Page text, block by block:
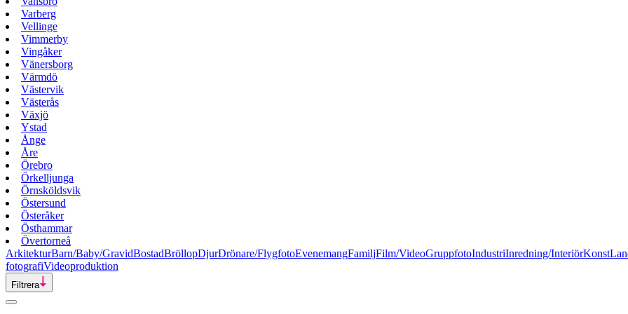
Varberg
Vellinge
Vimmerby
Vingåker
Vänersborg
Värmdö
Västervik
Västerås
Växjö
Ystad
Ånge
Åre
Örebro
Örkelljunga
Örnsköldsvik
Östersund
Österåker
Östhammar
Övertorneå
ArkitekturBarn/Baby/GravidBostadBröllopDjurDrönare/FlygfotoEvenemangFamiljFilm/VideoGruppfotoIndustriInredning/InteriörKonst
fotografiVideoproduktion
Filtrera